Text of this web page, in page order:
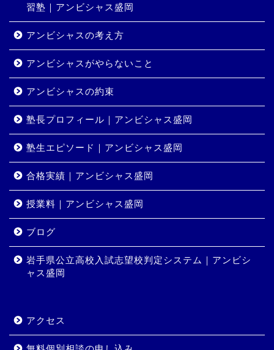
習塾｜アンビシャス盛岡
アンビシャスの考え方
アンビシャスがやらないこと
アンビシャスの約束
塾長プロフィール｜アンビシャス盛岡
塾生エピソード｜アンビシャス盛岡
合格実績｜アンビシャス盛岡
授業料｜アンビシャス盛岡
ブログ
岩手県公立高校入試志望校判定システム｜アンビシ
ャス盛岡
アクセス
コース・料金
岩手県公立高校入試志望校
判定システム｜アンビシャ